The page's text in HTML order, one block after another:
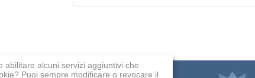
abilitare alcuni servizi aggiuntivi che
Puoi sempre modificare o revocare il